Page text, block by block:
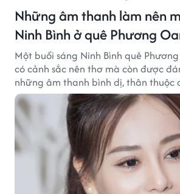
Những âm thanh làm nên
Ninh Bình ở quê Phương
Một buổi sáng Ninh Bình quê
có cảnh sắc nên thơ mà còn được
những âm thanh bình dị, thân thuộc